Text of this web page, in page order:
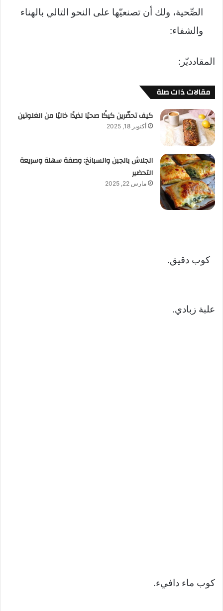
الصِّحية، ولك أن تصنعيّها على النحو التالي بالهناء
والشفاء:
المقادديّر:
مقالات ذات صلة
كيف تحضّرين كيكًا صحيًا لذيذًا خاليًا من الغلوتين
أكتوبر 18, 2025
الجلاش بالجبن والسبانخ: وصفة سهلة وسريعة
التحضير
مارس 22, 2025
كوب دقيق.
علبة زبادي.
كوب ماء دافيء.